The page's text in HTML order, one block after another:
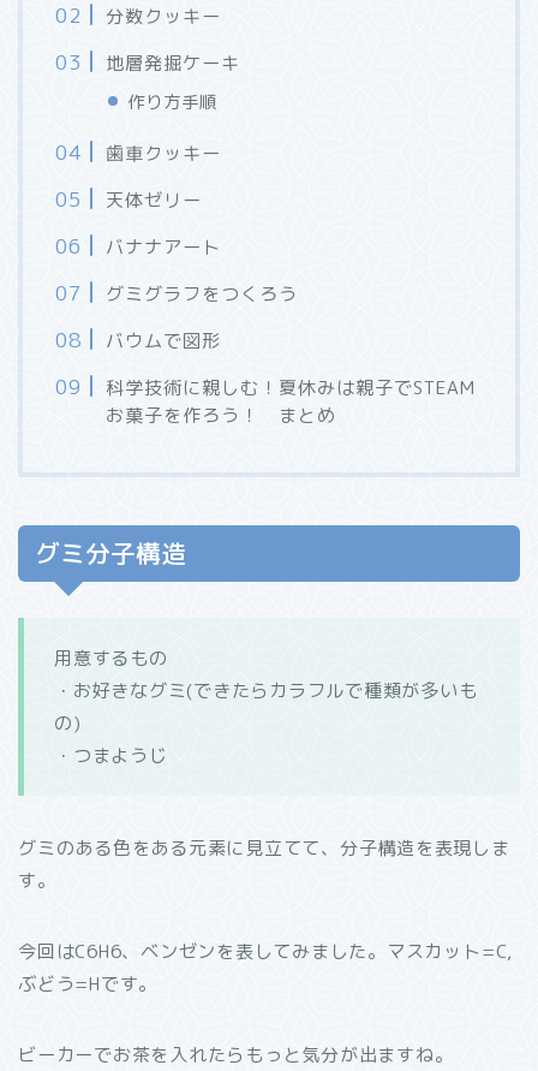
分数クッキー
地層発掘ケーキ
作り方手順
歯車クッキー
天体ゼリー
バナナアート
グミグラフをつくろう
バウムで図形
科学技術に親しむ！夏休みは親子でSTEAM
お菓子を作ろう！ まとめ
グミ分子構造
用意するもの
・お好きなグミ(できたらカラフルで種類が多いも
の)
・つまようじ
グミのある色をある元素に見立てて、分子構造を表現しま
す。
今回はC6H6、ベンゼンを表してみました。マスカット=C,
ぶどう=Hです。
ビーカーでお茶を入れたらもっと気分が出ますね。